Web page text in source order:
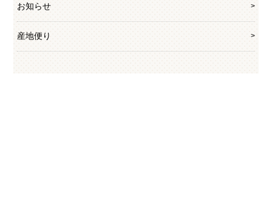
お知らせ
産地便り